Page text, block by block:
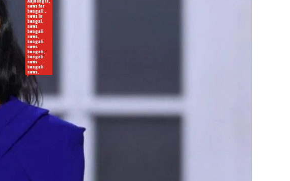
news for
bengali ,
news in
bengal,
news
bengali
news,
bengali
news
bengali,
bengali
news
bengali
news,